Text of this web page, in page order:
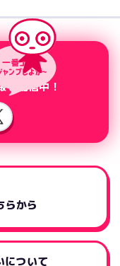
ント
を配信中！
らから
について